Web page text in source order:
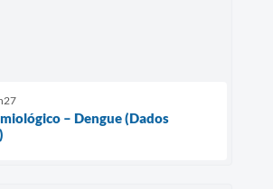
– Dengue (Dados